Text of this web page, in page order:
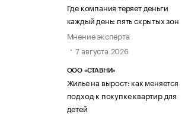
Где компания теряет деньги
каждый день: пять скрытых зон
Мнение эксперта
7 августа 2026
ООО «СТАВНИ»
Жилье на вырост: как меняется
подход к покупке квартир для
детей